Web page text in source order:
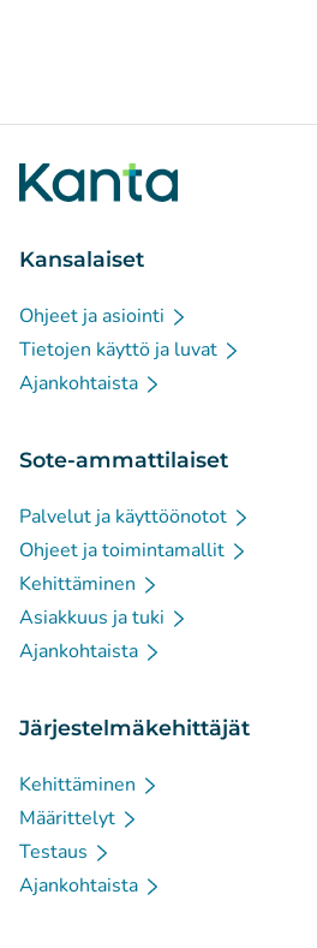
Kansalaiset
Ohjeet ja asiointi
Tietojen käyttö ja luvat
Ajankohtaista
Sote-ammattilaiset
Palvelut ja käyttöönotot
Ohjeet ja toimintamallit
Kehittäminen
Asiakkuus ja tuki
Ajankohtaista
Järjestelmäkehittäjät
Kehittäminen
Määrittelyt
Testaus
Ajankohtaista